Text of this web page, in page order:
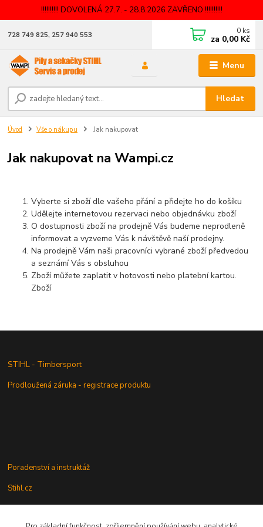
!!!!!!!!!! DOVOLENÁ 27.7. - 28.8.2026 ZAVŘENO !!!!!!!!!!
Menu
Hledat
728 749 825, 257 940 553 0 ks
za 0,00 Kč
Úvod Vše o nákupu Jak nakupovat
Jak nakupovat na Wampi.cz
Vyberte si zboží dle vašeho přání a přidejte ho do košíku
Udělejte internetovou rezervaci nebo objednávku zboží
O dostupnosti zboží na prodejně Vás budeme neprodleně
informovat a vyzveme Vás k návštěvě naší prodejny.
Na prodejně Vám naši pracovníci vybrané zboží předvedou
a seznámí Vás s obsluhou
Zboží můžete zaplatit v hotovosti nebo platební kartou.
Zboží
STIHL - Timbersport
Prodloužená záruka - registrace produktu
Poradenství a instruktáž
Stihl.cz